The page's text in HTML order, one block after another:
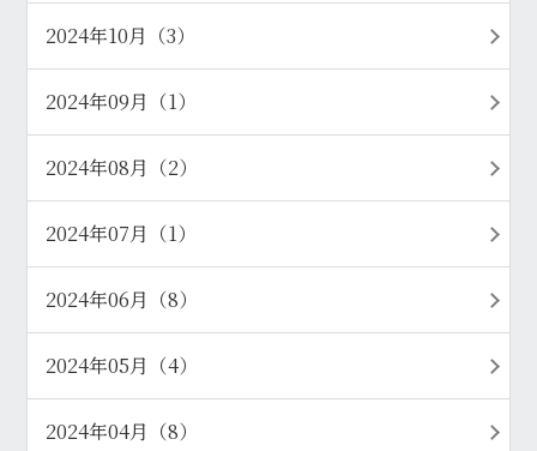
2024年10月（3）
2024年09月（1）
2024年08月（2）
2024年07月（1）
2024年06月（8）
2024年05月（4）
2024年04月（8）